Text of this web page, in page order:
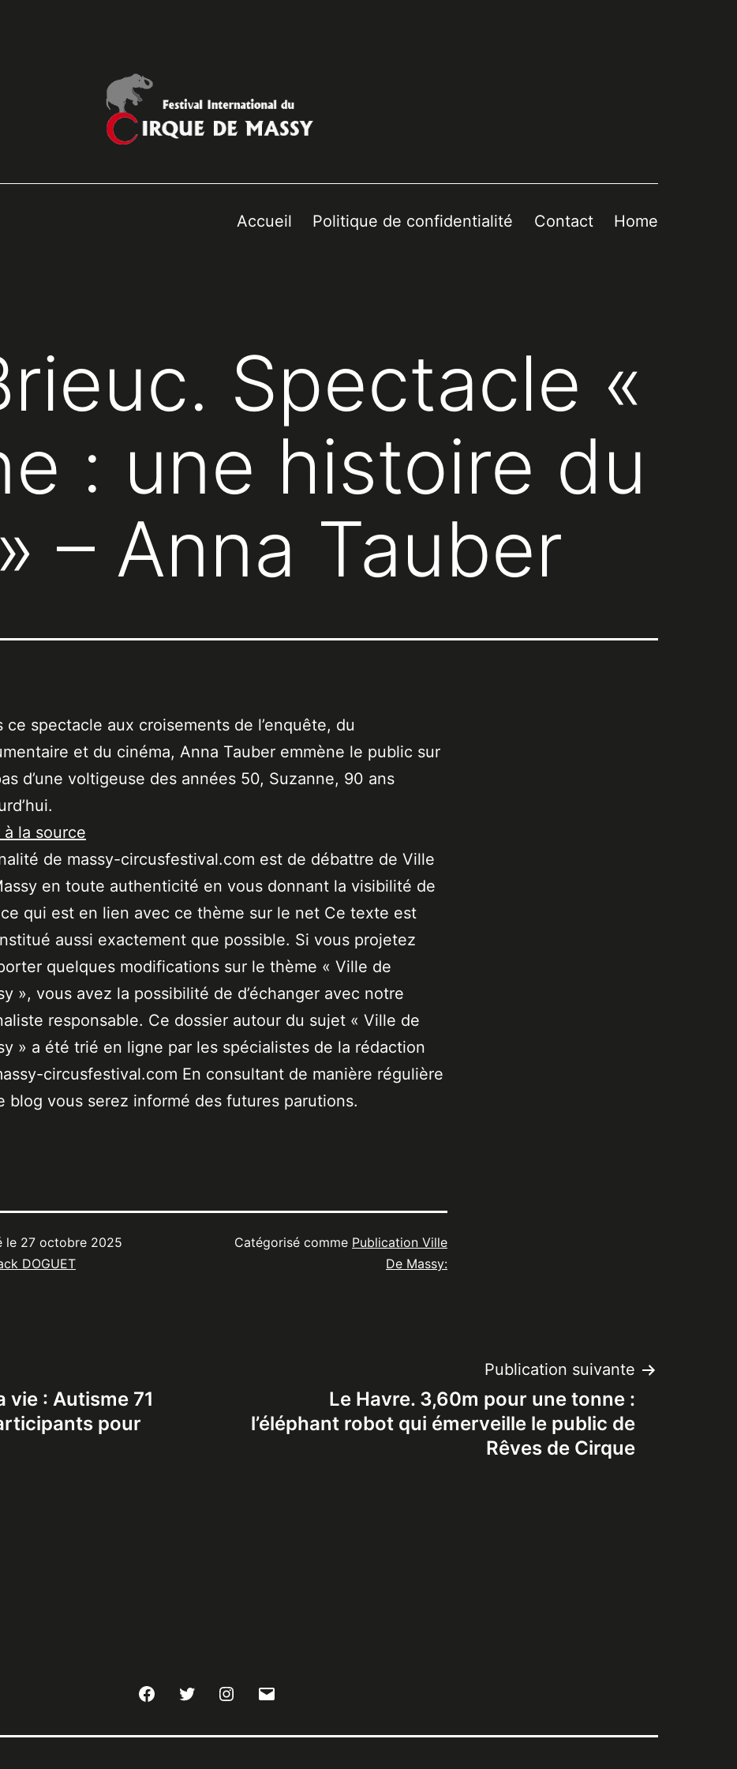
Accueil Politique de confidentialité Contact Home
Spectacle «
: une histoire du
– Anna Tauber
ce spectacle aux croisements de l’enquête, du
et du cinéma, Anna Tauber emmène le public sur
d’une voltigeuse des années 50, Suzanne, 90 ans
la source
de massy-circusfestival.com est de débattre de Ville
en toute authenticité en vous donnant la visibilité de
qui est en lien avec ce thème sur le net Ce texte est
aussi exactement que possible. Si vous projetez
quelques modifications sur le thème « Ville de
», vous avez la possibilité de d’échanger avec notre
responsable. Ce dossier autour du sujet « Ville de
» a été trié en ligne par les spécialistes de la rédaction
circusfestival.com En consultant de manière régulière
blog vous serez informé des futures parutions.
le 27 octobre 2025
DOGUET
Catégorisé comme Publication Ville
De Massy:
vie : Autisme 71
pour
Publication suivante
Le Havre. 3,60m pour une tonne :
l’éléphant robot qui émerveille le public de
Rêves de Cirque
FacebookTwitter Instagram